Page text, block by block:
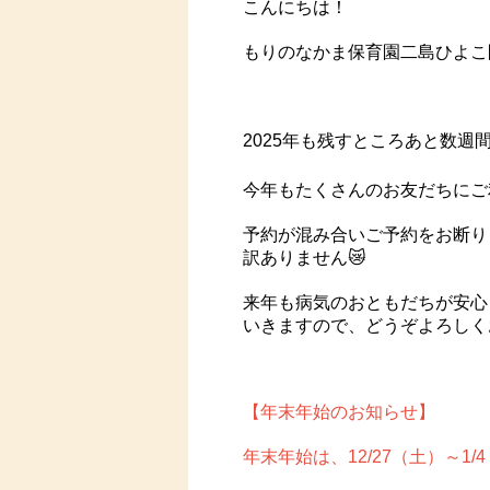
こんにちは！
もりのなかま保育園二島ひよ
2025年も残すところあと数週
今年もたくさんのお友だちに
予約が混み合いご予約をお断
訳ありません😿
来年も病気のおともだちが安
いきますので、どうぞよろし
【年末年始のお知らせ】
年末年始は、12/27（土）～1/